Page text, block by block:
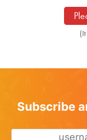
Subscribe